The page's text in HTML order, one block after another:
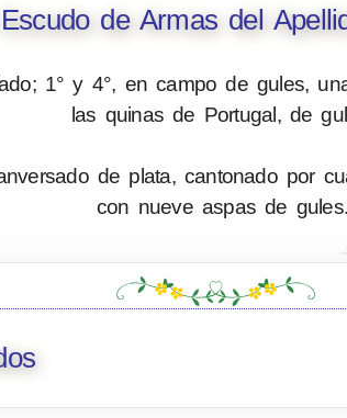
Escudo de Armas del
1° y 4°, en campo de gules,
las quinas de Portugal, de
de plata, cantonado por
con nueve aspas de gules.